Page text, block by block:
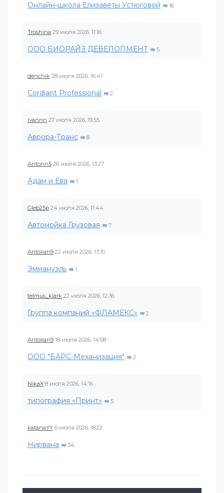
Онлайн-школа Елизаветы Устюговой 16
Troshina 29 июля 2026, 11:16
ООО БИОРАЙЗ ДЕВЕЛОПМЕНТ 5
denchik 28 июля 2026, 16:41
Cordiant Professional 2
ivannn 27 июля 2026, 19:55
Аврора-Транс 8
Antonn5 26 июля 2026, 13:27
Адам и Ева 1
Gleb25p 24 июля 2026, 11:44
Автомойка Грузовая 7
Antolian9 22 июля 2026, 13:10
Эммануэль 1
telmus_klark 22 июля 2026, 12:36
Группа компаний «ФЛАМЕКС» 2
Antolian9 18 июля 2026, 14:08
ООО "БАРС-Механизация" 2
NikaX 8 июля 2026, 14:16
типография «Принт» 5
katanaYY 6 июля 2026, 18:22
Нирвана 34